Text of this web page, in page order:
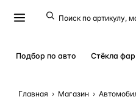
Подбор по авто Стёкла фар
Главная › Магазин ›